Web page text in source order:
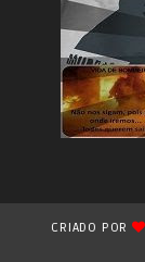
CRIADO POR